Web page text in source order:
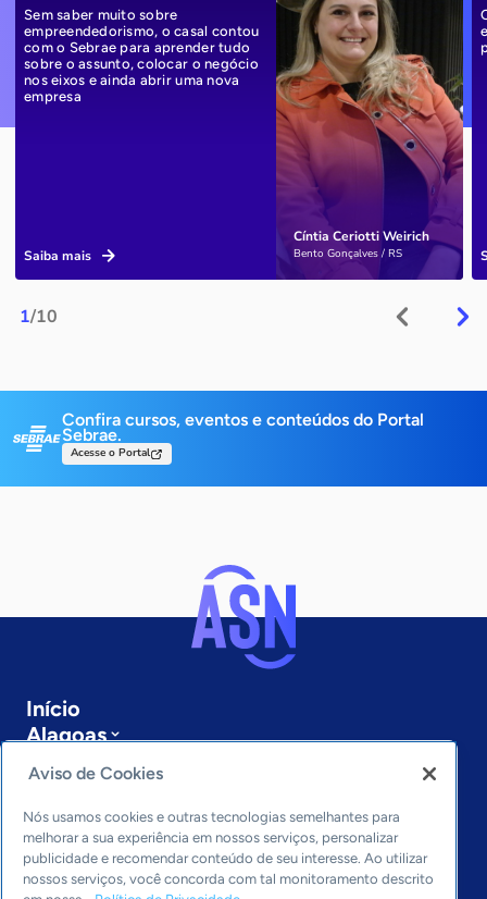
1/10
Cíntia Ceriotti Weirich
Bento Gonçalves / RS
Sem saber muito sobre
empreendedorismo, o casal contou
com o Sebrae para aprender tudo
sobre o assunto, colocar o negócio
nos eixos e ainda abrir uma nova
empresa
Saiba mais
Confira cursos, eventos e conteúdos do Portal
Sebrae.
Acesse o Portal
Início
Alagoas
Sobre a ASN
Últimas notícias
Entre em contato
Editorias
Economia & Política
Aviso de Cookies
Nós usamos cookies e outras tecnologias semelhantes para
melhorar a sua experiência em nossos serviços, personalizar
publicidade e recomendar conteúdo de seu interesse. Ao utilizar
nossos serviços, você concorda com tal monitoramento descrito